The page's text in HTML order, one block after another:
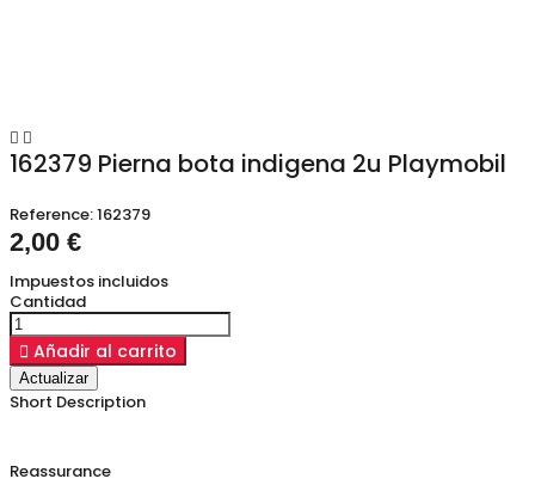
 
162379 Pierna bota indigena 2u Playmobil
Reference:162379
2,00 €
Impuestos incluidos
Cantidad
 Añadir al carrito
Short Description
Reassurance